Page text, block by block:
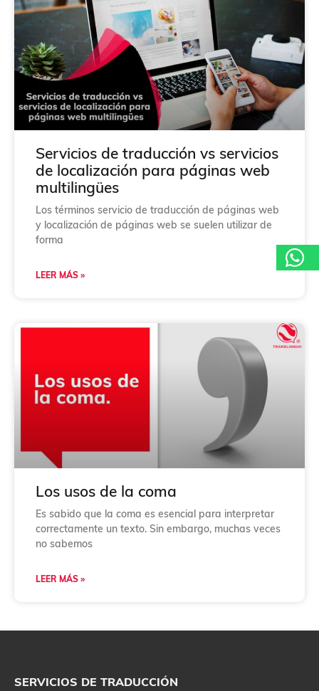
Servicios de traducción vs servicios
de localización para páginas web
multilingües
Los términos servicio de traducción de páginas web
y localización de páginas web se suelen utilizar de
forma
LEER MÁS »
Los usos de la coma
Es sabido que la coma es esencial para interpretar
correctamente un texto. Sin embargo, muchas veces
no sabemos
LEER MÁS »
SERVICIOS DE TRADUCCIÓN